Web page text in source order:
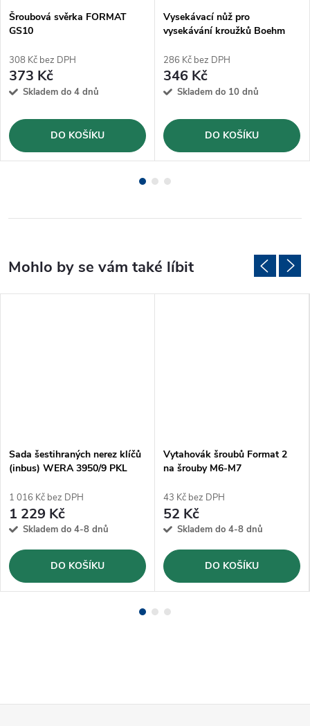
Šroubová svěrka FORMAT
GS10
308 Kč bez DPH
373 Kč
Skladem do 4 dnů
DO KOŠÍKU
Vysekávací nůž pro
vysekávání kroužků Boehm
286 Kč bez DPH
346 Kč
Skladem do 10 dnů
DO KOŠÍKU
Sada šestihraných nerez klíčů
(inbus) WERA 3950/9 PKL
1 016 Kč bez DPH
1 229 Kč
Skladem do 4-8 dnů
DO KOŠÍKU
Vytahovák šroubů Format 2
na šrouby M6-M7
43 Kč bez DPH
52 Kč
Skladem do 4-8 dnů
DO KOŠÍKU